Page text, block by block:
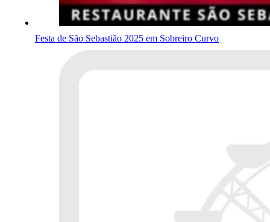
Festa de São Sebastião 2025 em Sobreiro Curvo